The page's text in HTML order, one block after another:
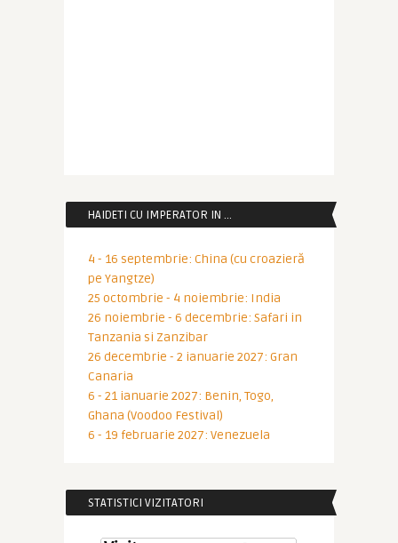
HAIDETI CU IMPERATOR IN …
4 - 16 septembrie: China (cu croazieră
pe Yangtze)
25 octombrie - 4 noiembrie: India
26 noiembrie - 6 decembrie: Safari in
Tanzania si Zanzibar
26 decembrie - 2 ianuarie 2027: Gran
Canaria
6 - 21 ianuarie 2027: Benin, Togo,
Ghana (Voodoo Festival)
6 - 19 februarie 2027: Venezuela
STATISTICI VIZITATORI